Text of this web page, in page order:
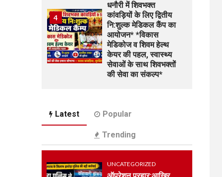
4
धनौरी में शिवभक्त
कांवड़ियों के लिए द्वितीय
नि:शुल्क मेडिकल कैंप का
आयोजन* *विकास
मेडिकोज व शिवम हेल्थ
केयर की पहल, स्वास्थ्य
सेवाओं के साथ शिवभक्तों
की सेवा का संकल्प*
भारत विकास परिषद की
संयुक्त प्रवास बैठक में
कार्यों पर जोर
UNCATEGORIZED
कोटवाल आलमपुर में लाखों
Latest Popular
Trending
UNCATEGORIZED